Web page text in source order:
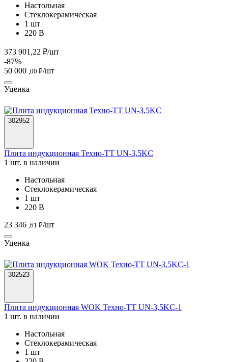
Настольная
Стеклокерамическая
1 шт
220 В
373 901,22 ₽/шт
-87%
50 000 ,00 ₽/шт
Уценка
302952
Плита индукционная Техно-ТТ UN-3,5KC
1 шт. в наличии
Настольная
Стеклокерамическая
1 шт
220 В
23 346 ,61 ₽/шт
Уценка
302523
Плита индукционная WOK Техно-ТТ UN-3,5KC-1
1 шт. в наличии
Настольная
Стеклокерамическая
1 шт